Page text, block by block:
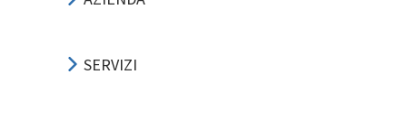
SERVIZI